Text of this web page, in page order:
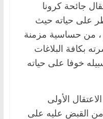
جائحة كرونا
على حياته حيث
، من حساسية مزمنة
بكافة البلاغات
خوفا على حياته
الأولى
القبض عليه على